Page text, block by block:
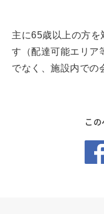
主に65歳以上の方を
す（配達可能エリア
でなく、施設内での
こ